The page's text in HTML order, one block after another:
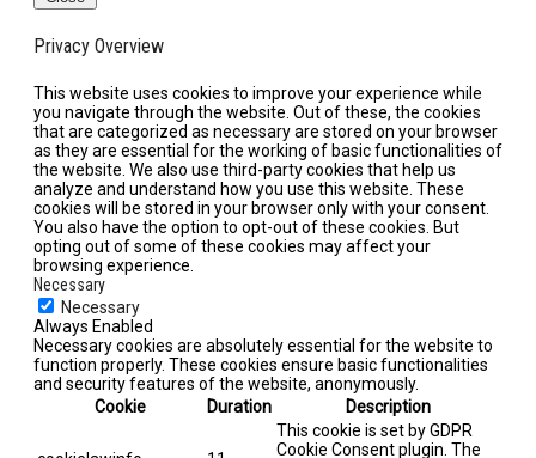
Privacy Overview
This website uses cookies to improve your experience while
you navigate through the website. Out of these, the cookies
that are categorized as necessary are stored on your browser
as they are essential for the working of basic functionalities of
the website. We also use third-party cookies that help us
analyze and understand how you use this website. These
cookies will be stored in your browser only with your consent.
You also have the option to opt-out of these cookies. But
opting out of some of these cookies may affect your
browsing experience.
Necessary
Necessary
Always Enabled
Necessary cookies are absolutely essential for the website to
function properly. These cookies ensure basic functionalities
and security features of the website, anonymously.
Cookie
Duration Description
This cookie is set by GDPR
Cookie Consent plugin. The